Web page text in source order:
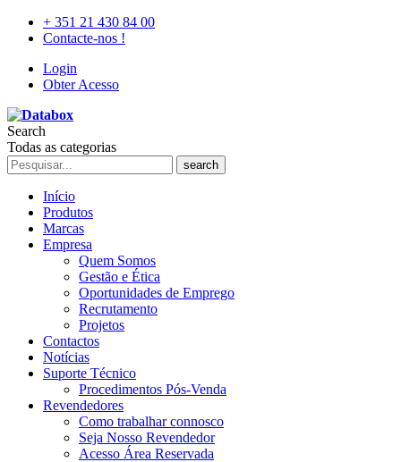
+ 351 21 430 84 00
Contacte-nos !
Login
Obter Acesso
Search
Todas as categorias
search
Início
Produtos
Marcas
Empresa
Quem Somos
Gestão e Ética
Oportunidades de Emprego
Recrutamento
Projetos
Contactos
Notícias
Suporte Técnico
Procedimentos Pós-Venda
Revendedores
Como trabalhar connosco
Seja Nosso Revendedor
Acesso Área Reservada